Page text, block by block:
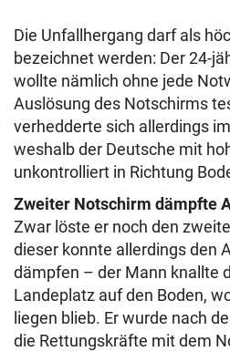
Die Unfallhergang darf als
bezeichnet werden: Der 24-
wollte nämlich ohne jede
Auslösung des Notschirms
verhedderte sich allerdings
weshalb der Deutsche mit
unkontrolliert in Richtung
Zweiter Notschirm dämpfte
Zwar löste er noch den
dieser konnte allerdings den
dämpfen – der Mann knallte
Landeplatz auf den Boden,
liegen blieb. Er wurde nach
die Rettungskräfte mit dem